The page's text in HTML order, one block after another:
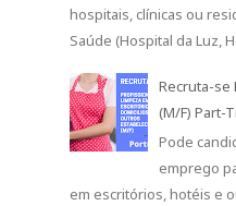
hospitais, clínicas ou
Saúde (Hospital da Luz,
Recruta-se
(M/F) Part-
Pode
emprego
em escritórios, hotéis e